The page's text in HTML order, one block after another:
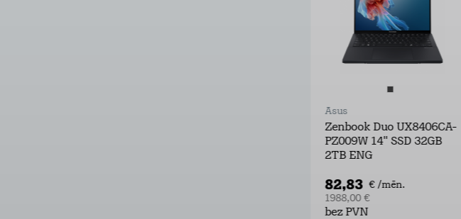
Asus
Zenbook Duo UX8406CA-
PZ009W 14" SSD 32GB
2TB ENG
82,83 € /mēn.
1988,00 €
bez PVN